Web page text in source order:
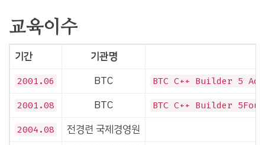
교육이수
기간 기관명
2001.06 BTC BTC C++ Builder 5
2001.08 BTC BTC C++ Builder
2004.08 전경련 국제경영원